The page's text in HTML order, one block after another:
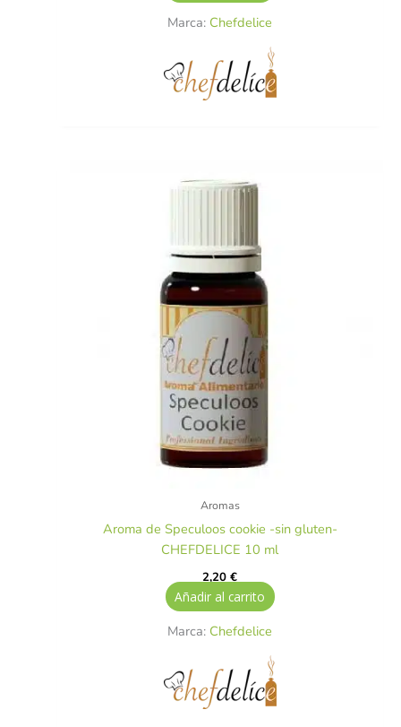
Marca: Chefdelice
Aromas
Aroma de Speculoos cookie -sin gluten-
CHEFDELICE 10 ml
2,20€
Añadir al carrito
Marca: Chefdelice